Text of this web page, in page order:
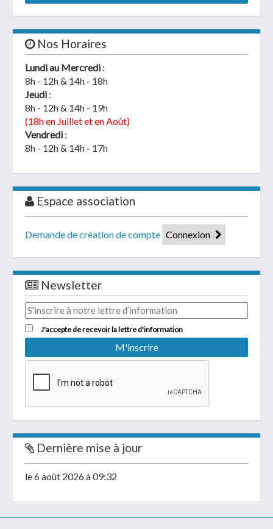
Nos Horaires
Lundi au Mercredi :
8h - 12h & 14h - 18h
Jeudi :
8h - 12h & 14h - 19h
(18h en Juillet et en Août)
Vendredi :
8h - 12h & 14h - 17h
Espace association
Demande de création de compte Connexion
Newsletter
J'accepte de recevoir la lettre d'information
Dernière mise à jour
le 6 août 2026 à 09:32